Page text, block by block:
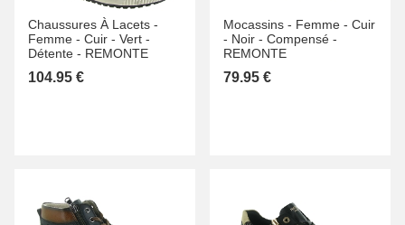
Chaussures À Lacets -
Femme - Cuir - Vert -
Détente - REMONTE
104.95 €
Mocassins - Femme - Cuir
- Noir - Compensé -
REMONTE
79.95 €